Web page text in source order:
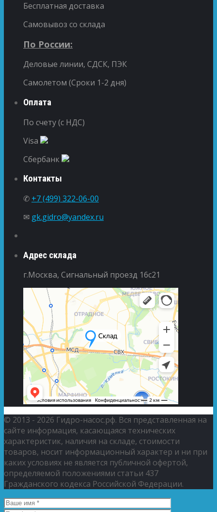
Бесплатная доставка
Самовывоз со склада
По России:
Деловые линии, СДСК, ПЭК
Самолетом (Сроки 1-2 дня)
Оплата
По счету (с НДС)
Visa
Сбербанк
Контакты
✆ +7 (499) 322-06-00
✉ gk.gidro@yandex.ru
Адрес склада
г.Москва, Сигнальный проезд 16с21
© 2013 - 2026 Гидро-насос.рф. Вся представленная на
сайте информация, касающаяся технических
характеристик, наличия на складе, стоимости
товаров, носит информационный характер и ни при
каких условиях не является публичной офертой,
определяемой положениями статьи 437
Гражданского кодекса Российской Федерации.